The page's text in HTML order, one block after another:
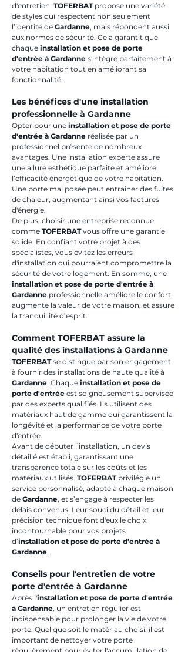
d'entretien. TOFERBAT propose une variété
de styles qui respectent non seulement
l’identité de Gardanne, mais répondent aussi
aux normes de sécurité. Cela garantit que
chaque installation et pose de porte
d'entrée à Gardanne s'intègre parfaitement à
votre habitation tout en améliorant sa
fonctionnalité.
Les bénéfices d'une installation
professionnelle à Gardanne
Opter pour une installation et pose de porte
d'entrée à Gardanne réalisée par un
professionnel présente de nombreux
avantages. Une installation experte assure
une allure esthétique parfaite et améliore
l’efficacité énergétique de votre habitation.
Une porte mal posée peut entraîner des fuites
de chaleur, augmentant ainsi vos factures
d'énergie.
De plus, choisir une entreprise reconnue
comme TOFERBAT vous offre une garantie
solide. En confiant votre projet à des
spécialistes, vous évitez les erreurs
d'installation qui pourraient compromettre la
sécurité de votre logement. En somme, une
installation et pose de porte d'entrée à
Gardanne professionnelle améliore le confort,
augmente la valeur de votre maison, et assure
la tranquillité d’esprit.
Comment TOFERBAT assure la
qualité des installations à Gardanne
TOFERBAT se distingue par son engagement
à fournir des installations de haute qualité à
Gardanne. Chaque installation et pose de
porte d'entrée est soigneusement supervisée
par des experts qualifiés. Ils utilisent des
matériaux haut de gamme qui garantissent la
longévité et la performance de votre porte
d'entrée.
Avant de débuter l’installation, un devis
détaillé est établi, garantissant une
transparence totale sur les coûts et les
matériaux utilisés. TOFERBAT privilégie un
service personnalisé, adapté à chaque maison
de Gardanne, et s’engage à respecter les
délais convenus. Leur souci du détail et leur
précision technique font d'eux le choix
incontournable pour vos projets
d’installation et pose de porte d'entrée à
Gardanne.
Conseils pour l'entretien de votre
porte d'entrée à Gardanne
Après l'installation et pose de porte d'entrée
à Gardanne, un entretien régulier est
indispensable pour prolonger la vie de votre
porte. Quel que soit le matériau choisi, il est
important de nettoyer votre porte